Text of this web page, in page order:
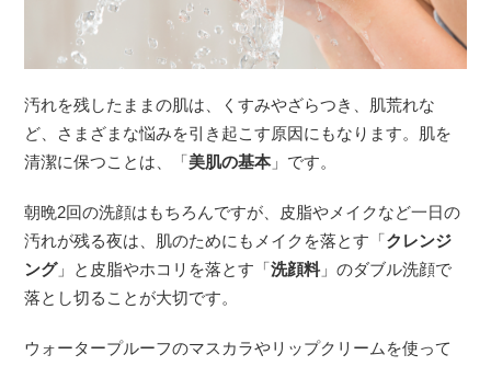
汚れを残したままの肌は、くすみやざらつき、肌荒れな
ど、さまざまな悩みを引き起こす原因にもなります。肌を
清潔に保つことは、「美肌の基本」です。
朝晩2回の洗顔はもちろんですが、皮脂やメイクなど一日の
汚れが残る夜は、肌のためにもメイクを落とす「クレンジ
ング」と皮脂やホコリを落とす「洗顔料 」のダブル洗顔で
落とし切ることが大切です。
ウォータープルーフのマスカラやリップクリームを使って